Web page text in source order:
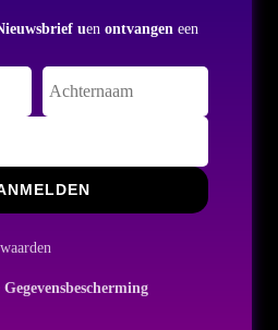
uen ontvangeneen
Gegevensbescherming